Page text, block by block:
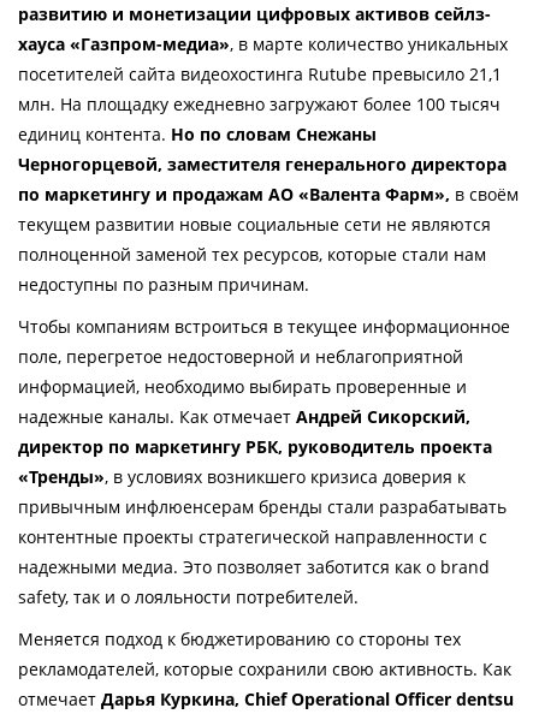
развитию и монетизации цифровых активов сейлз-
хауса «Газпром-медиа», в марте количество уникальных
посетителей сайта видеохостинга Rutube превысило 21,1
млн. На площадку ежедневно загружают более 100 тысяч
единиц контента. Но по словам Снежаны
Черногорцевой, заместителя генерального директора
по маркетингу и продажам АО «Валента Фарм», в своём
текущем развитии новые социальные сети не являются
полноценной заменой тех ресурсов, которые стали нам
недоступны по разным причинам.
Чтобы компаниям встроиться в текущее информационное
поле, перегретое недостоверной и неблагоприятной
информацией, необходимо выбирать проверенные и
надежные каналы. Как отмечает Андрей Сикорский,
директор по маркетингу РБК, руководитель проекта
«Тренды», в условиях возникшего кризиса доверия к
привычным инфлюенсерам бренды стали разрабатывать
контентные проекты стратегической направленности с
надежными медиа. Это позволяет заботится как о brand
safety, так и о лояльности потребителей.
Меняется подход к бюджетированию со стороны тех
рекламодателей, которые сохранили свою активность. Как
отмечает Дарья Куркина, Chief Operational Officer dentsu